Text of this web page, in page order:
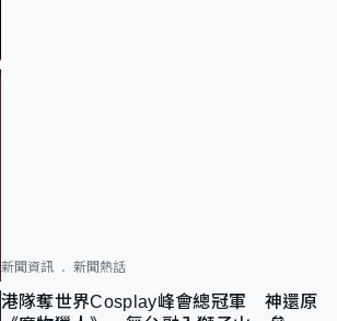
新聞資訊 新聞熱話
港隊奪世界Cosplay峰會總冠軍 神還原